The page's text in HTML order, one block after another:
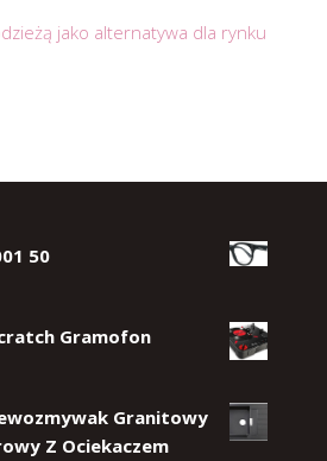
jako alternatywa dla rynku
50
Gramofon
Granitowy
Z Ociekaczem